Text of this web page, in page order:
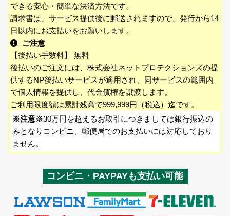
できる安心・簡単な決済方法です。
請求書は、サービス提供後に郵送されますので、発行から14
日以内にお支払いをお願いします。
ご注意
【後払い手数料】 無料
後払いのご注文には、株式会社ネットプロテクションズの提
供するNP後払いサービスが適用され、同サービスの範囲内
で個人情報を提供し、代金債権を譲渡します。
ご利用限度額は累計残高で999,999円（税込）迄です。
※注意※30万円を超えるお取引につきましては銀行振込の
みとなりコンビニ、郵便局でのお支払いには対応しており
ません。
コンビニ・PAYPAYも支払い可能